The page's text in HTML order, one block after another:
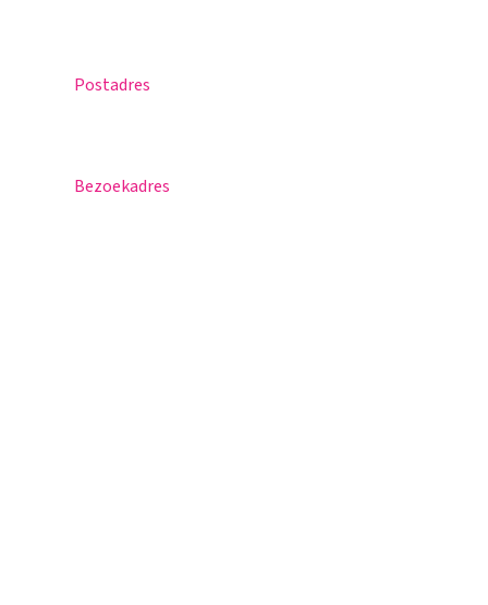
Postadres
Bezoekadres